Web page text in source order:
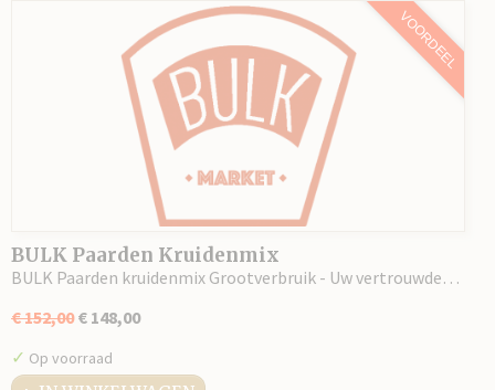
VOORDEEL
BULK Paarden Kruidenmix
BULK Paarden kruidenmix Grootverbruik - Uw vertrouwde…
€ 152,00 € 148,00
✓ Op voorraad